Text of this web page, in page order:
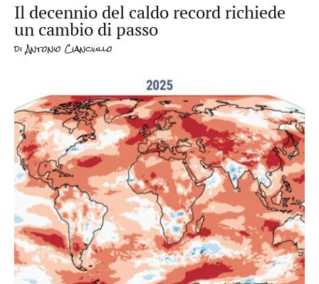
Il decennio del caldo record richiede
un cambio di passo
diAntonio Cianciullo